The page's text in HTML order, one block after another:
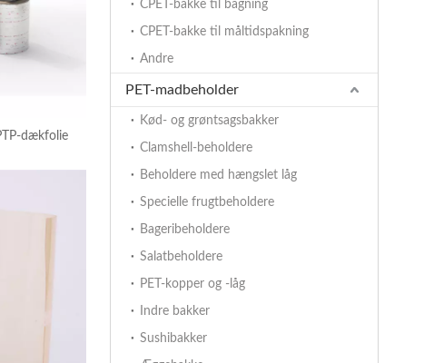
dækfolie
CPET-bakke til bagning
CPET-bakke til måltidspakning
Andre
PET-madbeholder
Kød- og grøntsagsbakker
Clamshell-beholdere
Beholdere med hængslet låg
Specielle frugtbeholdere
Bageribeholdere
Salatbeholdere
PET-kopper og -låg
Indre bakker
Sushibakker